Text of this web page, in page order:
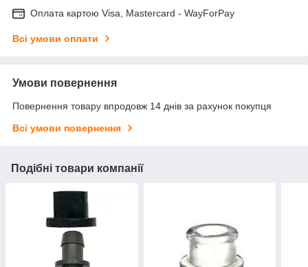
Оплата картою Visa, Mastercard - WayForPay
Всі умови оплати
Умови повернення
Повернення товару впродовж 14 днів за рахунок покупця
Всі умови повернення
Подібні товари компанії